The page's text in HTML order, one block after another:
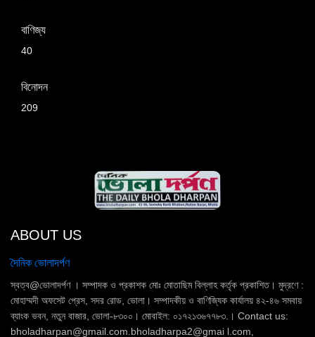
বাণিজ্য
40
বিনোদন
209
ABOUT US
দৈনিক ভোলাদর্পণ
স্বত্ব@ভোলাদর্পণ । সম্পাদক ও প্রকাশক মোঃ মোতাছিম বিল্লাহ কর্তৃক প্রকাশিত। মুদ্রণে :
মোহাম্মদী অফসেট প্রেস, সদর রোড, ভোলা। সম্পাদকীয় ও বাণিজ্যিক কার্যালয় ৪২-৪৬ সমবায়
ব্যাংক ভবন, নতুন বাজার, ভোলা-৮৩০০। মোবাইল: ০১৭২১৩৬৭৭৮৩.। Contact us:
bholadharpan@gmail.com.bholadharpa2@gmai l.com,